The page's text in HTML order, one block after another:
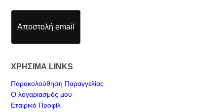
Αποστολή email
ΧΡΗΣΙΜΑ LINKS
Παρακολούθηση Παραγγελίας
Ο λογαριασμός μου
Εταιρικό Προφίλ